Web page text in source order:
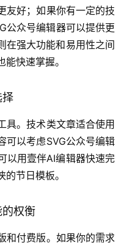
友好；如果你有一定的技
公众号编辑器可以提供更
在强大功能和易用性之间
快速掌握。
择
具。技术类文章适合使用
可以考虑SVG公众号编辑
以用壹伴AI编辑器快速完
节日模板。
权衡
和付费版。如果你的需求